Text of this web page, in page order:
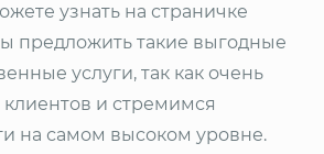
узнать на страничке
предложить такие выгодные
услуги, так как очень
и стремимся
на самом высоком уровне.